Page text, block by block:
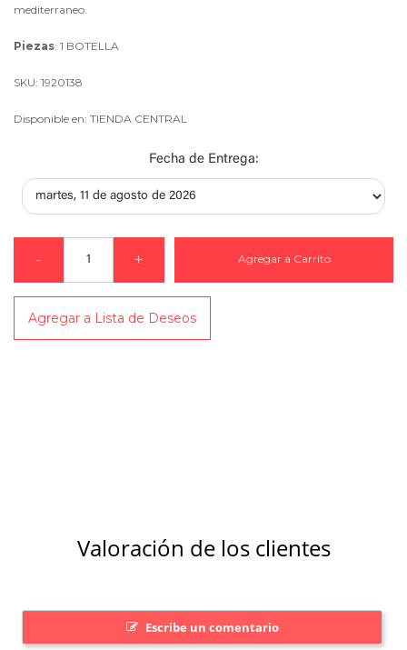
mediterraneo.
Piezas: 1 BOTELLA
SKU: 1920138
Disponible en: TIENDA CENTRAL
Fecha de Entrega:
- + Agregar a Carrito
Agregar a Lista de Deseos